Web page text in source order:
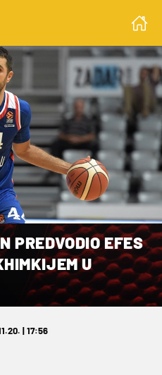
PREDVODIO EFES
U
| 17:56